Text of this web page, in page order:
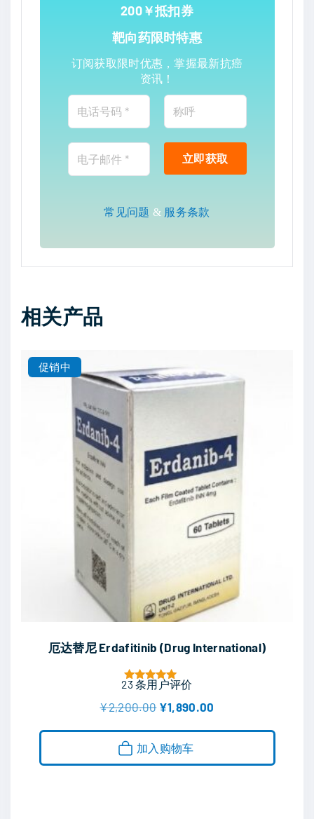
200￥抵扣券
靶向药限时特惠
订阅获取限时优惠，掌握最新抗癌
资讯！
常见问题 & 服务条款
相关产品
促销中
厄达替尼 Erdafitinib (Drug International)
评分
&sol; 5
23 条用户评价
¥2,200.00 原
为
：
¥
2
¥1,890.00
价
：
加入购物车